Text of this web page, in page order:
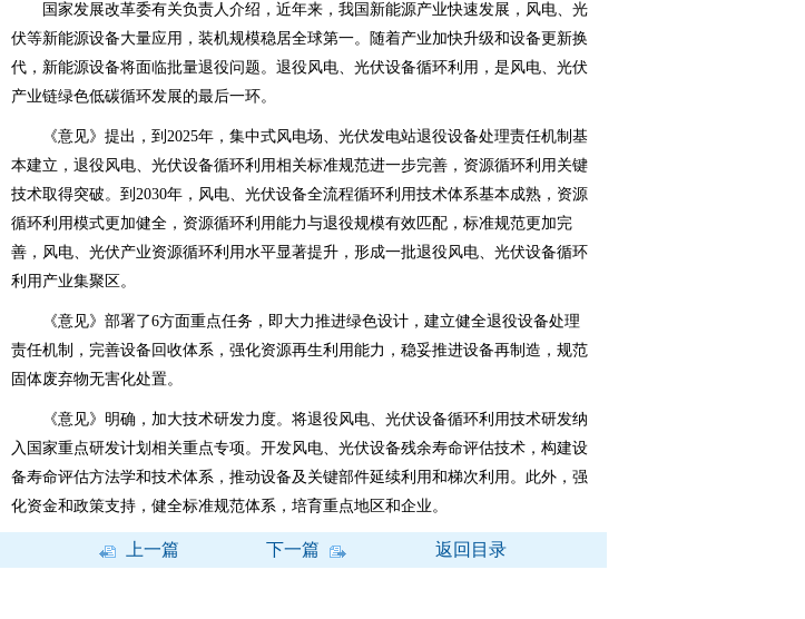
国家发展改革委有关负责人介绍，近年来，我国新能源产业快速发展，风电、光
伏等新能源设备大量应用，装机规模稳居全球第一。随着产业加快升级和设备更新换
代，新能源设备将面临批量退役问题。退役风电、光伏设备循环利用，是风电、光伏
产业链绿色低碳循环发展的最后一环。
《意见》提出，到2025年，集中式风电场、光伏发电站退役设备处理责任机制基
本建立，退役风电、光伏设备循环利用相关标准规范进一步完善，资源循环利用关键
技术取得突破。到2030年，风电、光伏设备全流程循环利用技术体系基本成熟，资源
循环利用模式更加健全，资源循环利用能力与退役规模有效匹配，标准规范更加完
善，风电、光伏产业资源循环利用水平显著提升，形成一批退役风电、光伏设备循环
利用产业集聚区。
《意见》部署了6方面重点任务，即大力推进绿色设计，建立健全退役设备处理
责任机制，完善设备回收体系，强化资源再生利用能力，稳妥推进设备再制造，规范
固体废弃物无害化处置。
《意见》明确，加大技术研发力度。将退役风电、光伏设备循环利用技术研发纳
入国家重点研发计划相关重点专项。开发风电、光伏设备残余寿命评估技术，构建设
备寿命评估方法学和技术体系，推动设备及关键部件延续利用和梯次利用。此外，强
化资金和政策支持，健全标准规范体系，培育重点地区和企业。
上一篇 下一篇 返回目录